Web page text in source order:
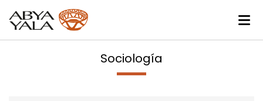
Sociología